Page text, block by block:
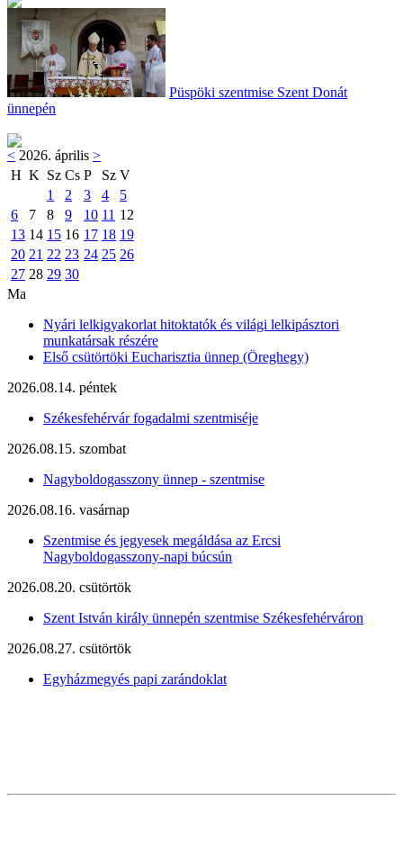
Püspöki szentmise Szent Donát
ünnepén
< 2026. április >
H K Sz Cs P Sz V
1
2 3 4
5
6
7 8 9 10 11 12
13 14 15 16 17 18 19
20 21 22 23 24 25 26
27 28 29 30
Ma
Nyári lelkigyakorlat hitoktatók és világi lelkipásztori
munkatársak részére
Első csütörtöki Eucharisztia ünnep (Öreghegy)
2026.08.14. péntek
Székesfehérvár fogadalmi szentmiséje
2026.08.15. szombat
Nagyboldogasszony ünnep - szentmise
2026.08.16. vasárnap
Szentmise és jegyesek megáldása az Ercsi
Nagyboldogasszony-napi búcsún
2026.08.20. csütörtök
Szent István király ünnepén szentmise Székesfehérváron
2026.08.27. csütörtök
Egyházmegyés papi zarándoklat